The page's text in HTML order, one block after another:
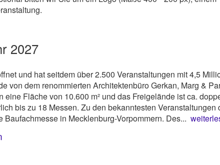
2027
und hat seitdem über 2.500 Veranstaltungen mit 4,5
von dem renommierten Architektenbüro Gerkan, Marg &
Fläche von 10.600 m² und das Freigelände ist ca.
bis zu 18 Messen. Zu den bekanntesten Veranstaltungen
in Mecklenburg-Vorpommern. Des...